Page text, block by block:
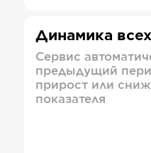
Динамика
Сервис
предыдущий
прирост или
показателя